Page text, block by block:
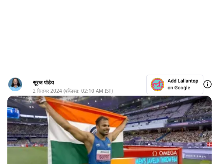
सूरज पांडेय
2 सितंबर 2024 (पब्लिश्ड: 02:10 AM IST)